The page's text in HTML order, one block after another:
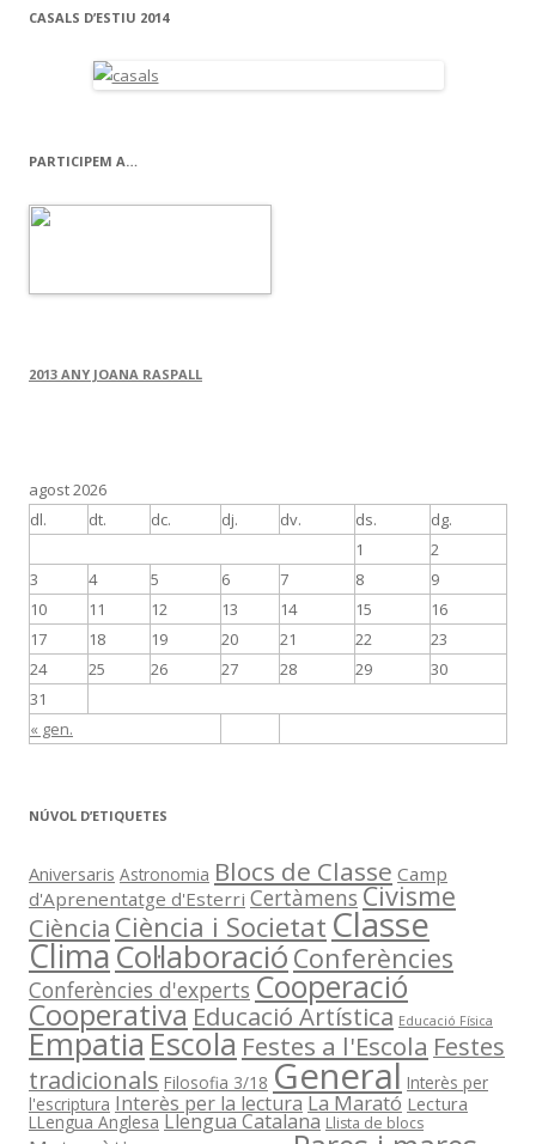
CASALS D’ESTIU 2014
PARTICIPEM A…
2013 ANY JOANA RASPALL
agost 2026
dl.
dt. dc. dj. dv. ds. dg.
« gen.
1
2
3
4 5 6 7 8
9
10
11 12 13 14 15
16
17
18 19 20 21 22
23
24
25 26 27 28 29
30
31
NÚVOL D’ETIQUETES
Aniversaris Astronomia Blocs de Classe Camp
d'Aprenentatge d'Esterri Certàmens Civisme
Ciència Ciència i SocietatClasse
ClimaCol·laboracióConferències
Conferències d'experts Cooperació
Cooperativa Educació Artística Educació Física
EmpatiaEscola Festes a l'Escola Festes
tradicionals Filosofia 3/18 General Interès per
l'escriptura Interès per la lectura La Marató Lectura
LLengua Anglesa Llengua Catalana Llista de blocs